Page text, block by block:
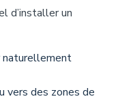
d’installer un
naturellement
vers des zones de